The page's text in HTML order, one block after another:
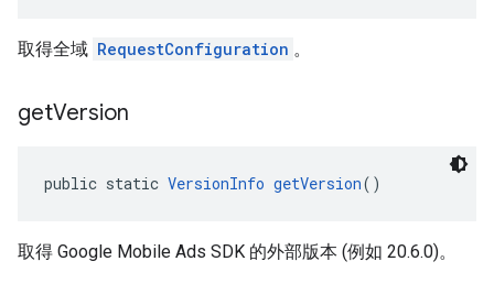
取得全域 RequestConfiguration 。
getVersion
public static VersionInfo getVersion()
取得 Google Mobile Ads SDK 的外部版本 (例如 20.6.0)。